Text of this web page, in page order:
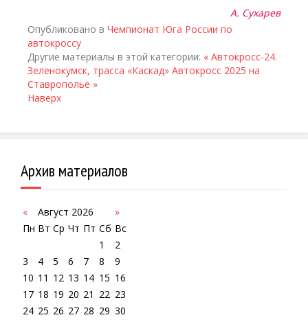
А. Сухарев
Опубликовано в Чемпионат Юга России по
автокроссу
Другие материалы в этой категории: « Автокросс-24.
Зеленокумск, трасса «Каскад» Автокросс 2025 на
Ставрополье »
Наверх
Архив материалов
« Август 2026
»
Пн Вт Ср Чт Пт Сб Вс
1
2
3
4 5 6 7 8
9
10 11 12 13 14 15 16
17 18 19 20 21 22 23
24 25 26 27 28 29 30